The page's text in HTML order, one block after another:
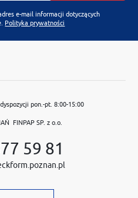
e-mail informacji dotyczących
Polityka prywatności
pon.-pt. 8:00-15:00
FINPAP SP. z o.o.
59 81